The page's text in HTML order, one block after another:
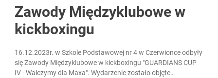
Zawody Międzyklubowe w
kickboxingu
16.12.2023r. w Szkole Podstawowej nr 4 w Czerwionce odbyły
się Zawody Międzyklubowe w kickboxingu "GUARDIANS CUP
IV - Walczymy dla Maxa". Wydarzenie zostało objęte